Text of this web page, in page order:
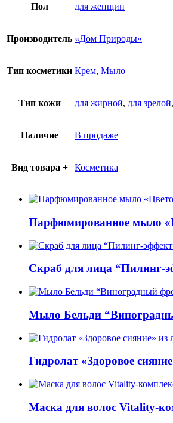
Пол для женщин
Производитель «Дом Природы»
Тип косметики Крем, Мыло
Тип кожи для жирной, для зрелой,
Наличие В продаже
Вид товара + Косметика
Парфюмированное мыло
Скраб для лица “Пилинг-
Мыло Бельди
Гидролат «Здоровое
Маска для волос Vitality-